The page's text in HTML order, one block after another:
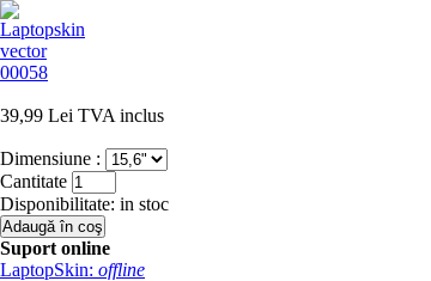
39,99 Lei TVA inclus
Dimensiune :
Cantitate
Disponibilitate: in stoc
Suport online
LaptopSkin: offline